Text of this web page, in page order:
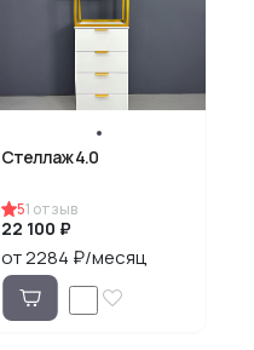
Стеллаж 4.0
51 отзыв
22 100 ₽
от 2284 ₽/месяц